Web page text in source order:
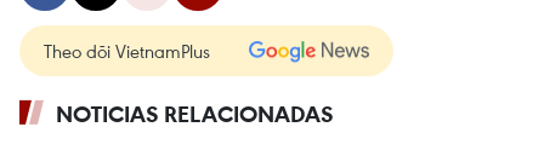
Theo dõi VietnamPlus
NOTICIAS RELACIONADAS